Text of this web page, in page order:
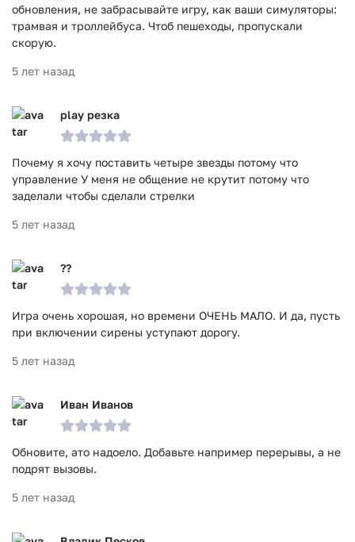
обновления, не забрасывайте игру, как ваши симуляторы:
трамвая и троллейбуса. Чтоб пешеходы, пропускали
скорую.
5 лет назад
play резка
Почему я хочу поставить четыре звезды потому что
управление У меня не общение не крутит потому что
заделали чтобы сделали стрелки
5 лет назад
??
Игра очень хорошая, но времени ОЧЕНЬ МАЛО. И да, пусть
при включении сирены уступают дорогу.
5 лет назад
Иван Иванов
Обновите, ато надоело. Добавьте например перерывы, а не
подрят вызовы.
5 лет назад